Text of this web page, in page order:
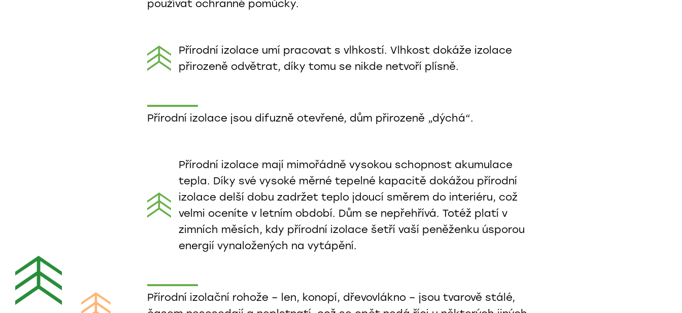
používat ochranné pomůcky.
Přírodní izolace umí pracovat s vlhkostí. Vlhkost dokáže izolace
přirozeně odvětrat, díky tomu se nikde netvoří plísně.
Přírodní izolace jsou difuzně otevřené, dům přirozeně „dýchá“.
Přírodní izolace mají mimořádně vysokou schopnost akumulace
tepla. Díky své vysoké měrné tepelné kapacitě dokážou přírodní
izolace delší dobu zadržet teplo jdoucí směrem do interiéru, což
velmi oceníte v letním období. Dům se nepřehřívá. Totéž platí v
zimních měsích, kdy přírodní izolace šetří vaší peněženku úsporou
energií vynaložených na vytápění.
Přírodní izolační rohože – len, konopí, dřevovlákno – jsou tvarově stálé,